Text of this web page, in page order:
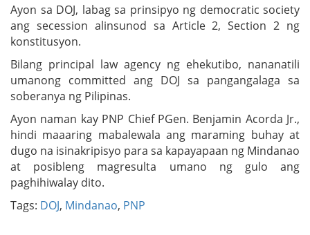
Ayon sa DOJ, labag sa prinsipyo ng democratic society
ang secession alinsunod sa Article 2, Section 2 ng
konstitusyon.
Bilang principal law agency ng ehekutibo, nananatili
umanong committed ang DOJ sa pangangalaga sa
soberanya ng Pilipinas.
Ayon naman kay PNP Chief PGen. Benjamin Acorda Jr.,
hindi maaaring mabalewala ang maraming buhay at
dugo na isinakripisyo para sa kapayapaan ng Mindanao
at posibleng magresulta umano ng gulo ang
paghihiwalay dito.
Tags: DOJ, Mindanao, PNP